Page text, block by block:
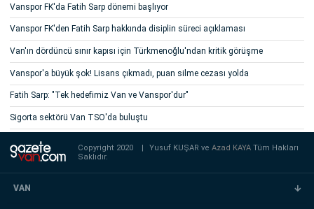
Vanspor FK'da Fatih Sarp dönemi başlıyor
Vanspor FK'den Fatih Sarp hakkında disiplin süreci açıklaması
Van'ın dördüncü sınır kapısı için Türkmenoğlu'ndan kritik görüşme
Vanspor'a büyük şok! Lisans çıkmadı, puan silme cezası yolda
Fatih Sarp: "Tek hedefimiz Van ve Vanspor'dur"
Sigorta sektörü Van TSO'da buluştu
Copyright 2020 | Yusuf KUŞAR veAzad KAYATüm Hakları
Saklıdır.
VAN